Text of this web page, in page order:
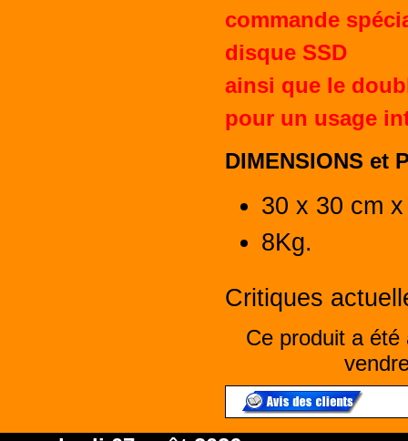
commande
disque SSD
ainsi que le
pour un usage
DIMENSIONS et
30 x 30 cm
8Kg.
Critiques
Ce produit a été